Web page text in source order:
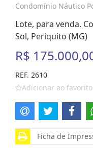
Condomínio Náutico
Lote, para venda.
Sol, Periquito (MG)
R$
REF. 2610
Adicionar ao
Ficha de